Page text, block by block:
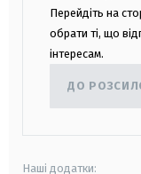
Перейдіть на
обрати ті, що
інтересам.
ДО
Наші додатки: